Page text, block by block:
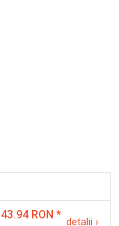
RON *
detalii ›